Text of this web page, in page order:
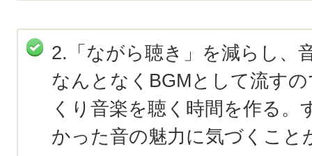
2.「ながら聴き」を減らし、
なんとなくBGMとして流す
くり音楽を聴く時間を作る
かった音の魅力に気づくこと